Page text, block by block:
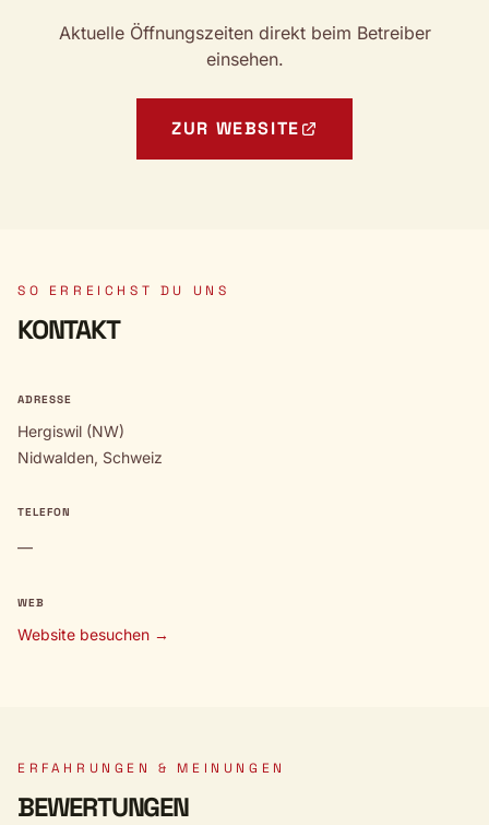
Aktuelle Öffnungszeiten direkt beim Betreiber
einsehen.
ZUR WEBSITE
SO ERREICHST DU UNS
KONTAKT
ADRESSE
Hergiswil (NW)
Nidwalden, Schweiz
TELEFON
—
WEB
Website besuchen →
ERFAHRUNGEN & MEINUNGEN
BEWERTUNGEN